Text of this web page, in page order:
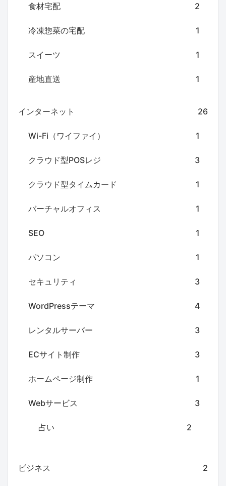
食材宅配 2
冷凍惣菜の宅配 1
スイーツ 1
産地直送 1
インターネット 26
Wi-Fi（ワイファイ） 1
クラウド型POSレジ 3
クラウド型タイムカード 1
バーチャルオフィス 1
SEO 1
パソコン 1
セキュリティ 3
WordPressテーマ 4
レンタルサーバー 3
ECサイト制作 3
ホームページ制作 1
Webサービス 3
占い 2
ビジネス 2